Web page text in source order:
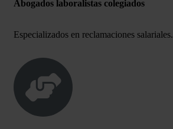
Abogados laboralistas colegiados
Especializados en reclamaciones salariales.